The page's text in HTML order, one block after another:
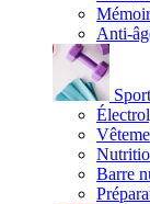
Anti-
Sport
Barre